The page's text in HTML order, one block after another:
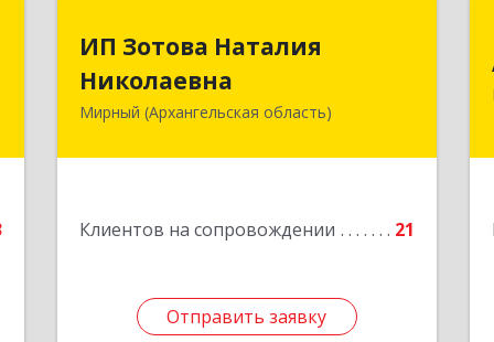
ИП Зотова Наталия
Николаевна
Мирный (Архангельская область)
Клиентов на сопровождении 21
Отправить заявку
Николаевна
164170, г.Мирный, Архангельской
Отправить заявку